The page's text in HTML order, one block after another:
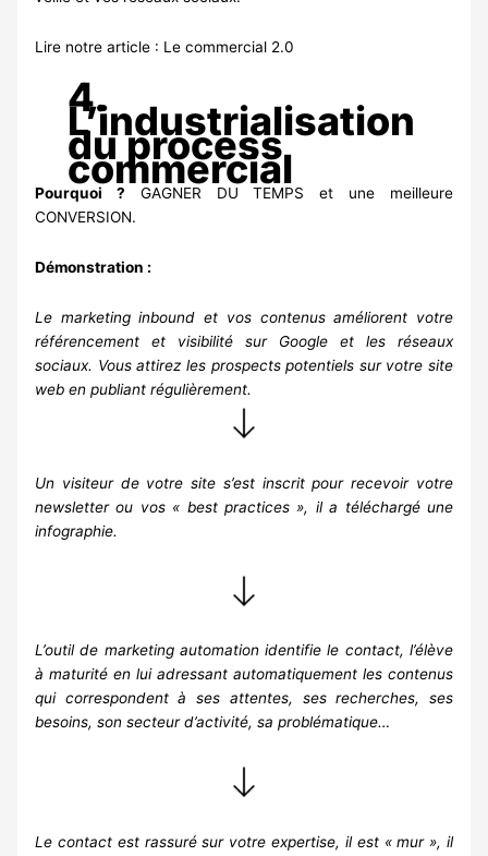
Lire notre article : Le commercial 2.0
4.
L’industrialisation
du process
commercial
Pourquoi ? GAGNER DU TEMPS et une meilleure
CONVERSION.
Démonstration :
Le marketing inbound et vos contenus améliorent votre
référencement et visibilité sur Google et les réseaux
sociaux. Vous attirez les prospects potentiels sur votre site
web en publiant régulièrement.
Un visiteur de votre site s’est inscrit pour recevoir votre
newsletter ou vos « best practices », il a téléchargé une
infographie.
L’outil de marketing automation identifie le contact, l’élève
à maturité en lui adressant automatiquement les contenus
qui correspondent à ses attentes, ses recherches, ses
besoins, son secteur d’activité, sa problématique…
Le contact est rassuré sur votre expertise, il est « mur », il